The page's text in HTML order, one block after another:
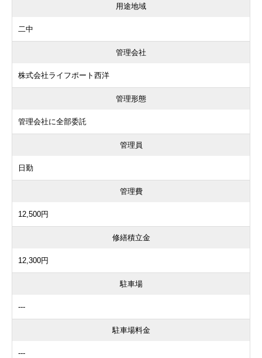
用途地域
二中
管理会社
株式会社ライフポート西洋
管理形態
管理会社に全部委託
管理員
日勤
管理費
12,500円
修繕積立金
12,300円
駐車場
---
駐車場料金
---